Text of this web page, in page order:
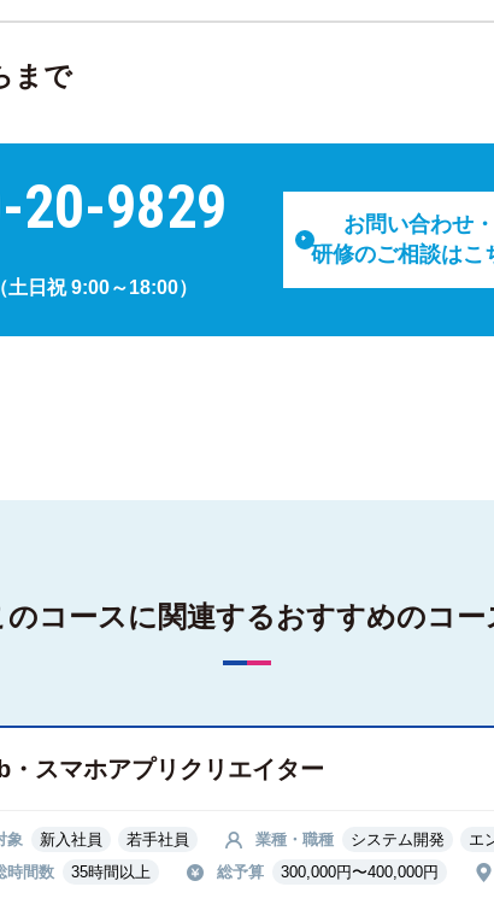
まで
20-9829
（土日祝 9:00～18:00）
お問い合わせ・
研修のご相談はこ
のコースに関連するおすすめのコー
・スマホアプリクリエイター
象 新入社員 若手社員 業種・職種 システム開発 エ
時間数
35時間以上 総予算 300,000円〜400,000円